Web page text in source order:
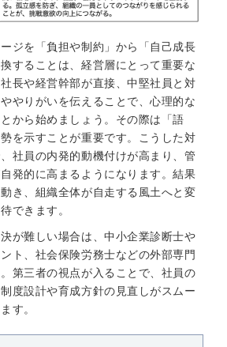
ジを「負担や制約」から「自己成長
することは、経営層にとって重要な
長や経営幹部が直接、中堅社員と対
やりがいを伝えることで、心理的な
から始めましょう。その際は「語
を示すことが重要です。こうした対
社員の内発的動機付けが高まり、管
発的に高まるようになります。結果
き、組織全体が自走する風土へと変
できます。
が難しい場合は、中小企業診断士や
ト、社会保険労務士などの外部専門
第三者の視点が入ることで、社員の
度設計や育成方針の見直しがスムー
す。